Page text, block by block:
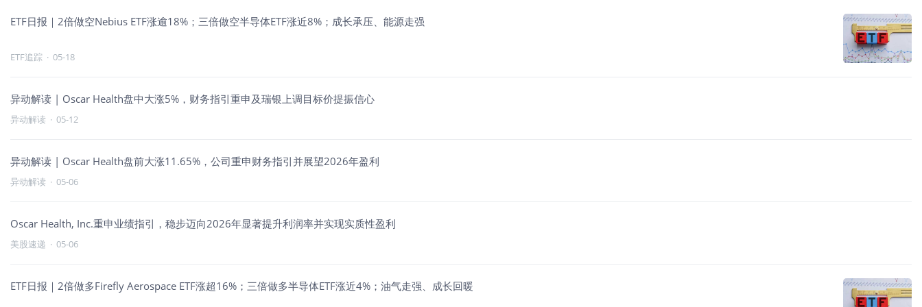
ETF日报｜2倍做空Nebius ETF涨逾18%；三倍做空半导体ETF涨近8%；成长承压、能源走强
ETF追踪 · 05-18
异动解读 | Oscar Health盘中大涨5%，财务指引重申及瑞银上调目标价提振信心
异动解读 · 05-12
异动解读 | Oscar Health盘前大涨11.65%，公司重申财务指引并展望2026年盈利
异动解读 · 05-06
Oscar Health, Inc.重申业绩指引，稳步迈向2026年显著提升利润率并实现实质性盈利
美股速递 · 05-06
ETF日报｜2倍做多Firefly Aerospace ETF涨超16%；三倍做多半导体ETF涨近4%；油气走强、成长回暖